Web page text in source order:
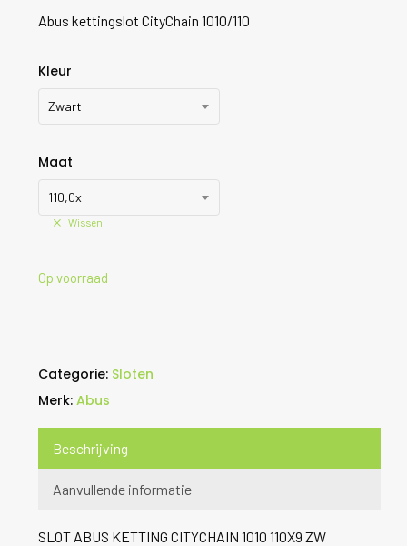
Abus kettingslot CityChain 1010/110
Kleur
Zwart
Maat
110,0x
Wissen
Op voorraad
Categorie: Sloten
Merk: Abus
Beschrijving
Aanvullende informatie
SLOT ABUS KETTING CITYCHAIN 1010 110X9 ZW